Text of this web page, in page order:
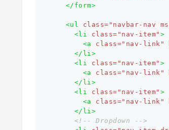
</form>
<ul class= "navbar-nav
<li
class= "nav-item" >
<a
class="nav-link"
</li>
<li
class= "nav-item" >
<a
class="nav-link"
</li>
<li
class= "nav-item" >
<a
class="nav-link"
</li>
<!-- Dropdown -->